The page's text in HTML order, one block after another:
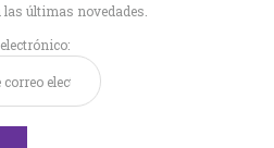
últimas novedades.